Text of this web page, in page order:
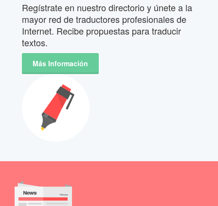
Regístrate en nuestro directorio y únete a la
mayor red de traductores profesionales de
Internet. Recibe propuestas para traducir
textos.
Más Información